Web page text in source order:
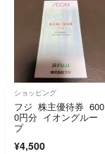
ショッピング
フジ 株主優待券 600
0円分 イオングルー
プ
¥4,500